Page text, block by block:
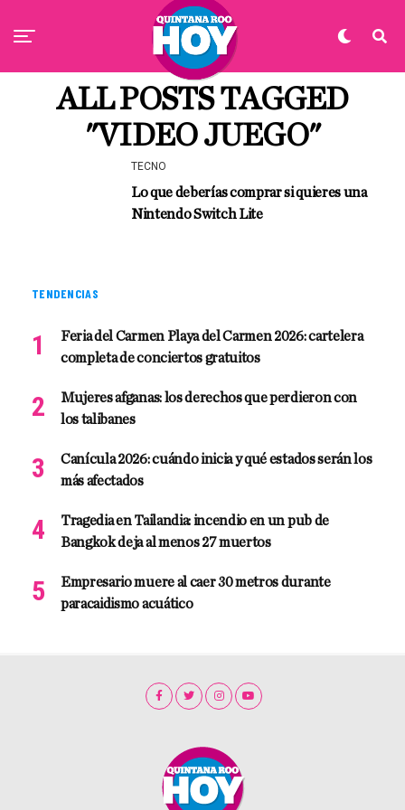
ALL POSTS TAGGED
"VIDEO JUEGO"
TECNO
Lo que deberías comprar si quieres una
Nintendo Switch Lite
TENDENCIAS
Feria del Carmen Playa del Carmen 2026: cartelera
completa de conciertos gratuitos
Mujeres afganas: los derechos que perdieron con
los talibanes
Canícula 2026: cuándo inicia y qué estados serán los
más afectados
Tragedia en Tailandia: incendio en un pub de
Bangkok deja al menos 27 muertos
Empresario muere al caer 30 metros durante
paracaidismo acuático